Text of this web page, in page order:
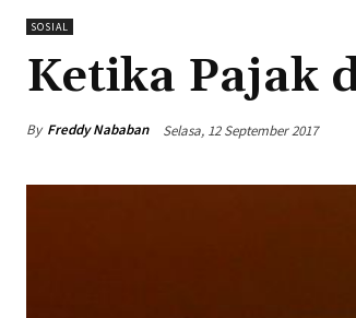
SOSIAL
Ketika Pajak
By Freddy Nababan Selasa, 12 September 2017